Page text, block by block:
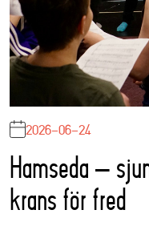
2026-06-24
Hamseda –
krans för fred